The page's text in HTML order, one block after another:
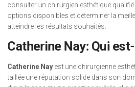
consulter un chirurgien esthétique
options disponibles et déterminer la
atteindre les résultats souhaités.
Catherine Nay: Qui
Catherine Nay est une chirurgienne
taillée une réputation solide dans son